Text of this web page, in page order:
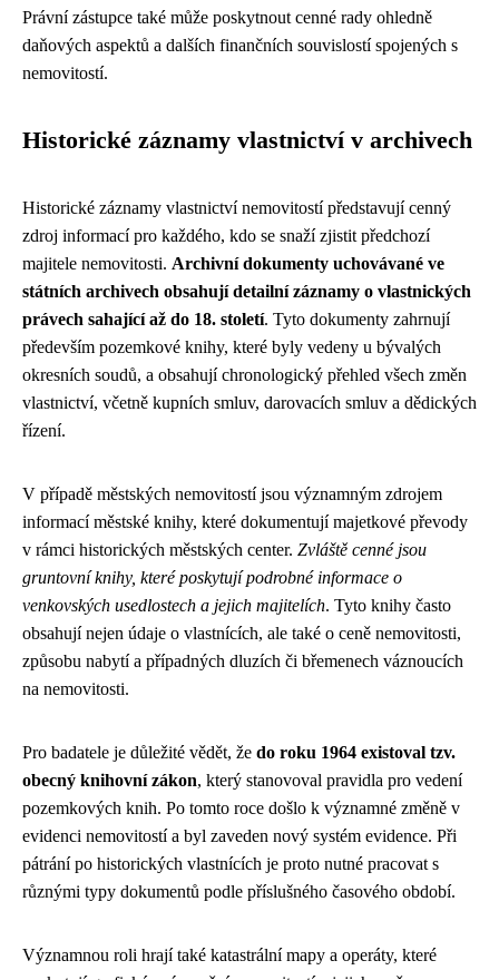
Právní zástupce také může poskytnout cenné rady ohledně
daňových aspektů a dalších finančních souvislostí spojených s
nemovitostí.
Historické záznamy vlastnictví v archivech
Historické záznamy vlastnictví nemovitostí představují cenný
zdroj informací pro každého, kdo se snaží zjistit předchozí
majitele nemovitosti. Archivní dokumenty uchovávané ve
státních archivech obsahují detailní záznamy o vlastnických
právech sahající až do 18. století. Tyto dokumenty zahrnují
především pozemkové knihy, které byly vedeny u bývalých
okresních soudů, a obsahují chronologický přehled všech změn
vlastnictví, včetně kupních smluv, darovacích smluv a dědických
řízení.
V případě městských nemovitostí jsou významným zdrojem
informací městské knihy, které dokumentují majetkové převody
v rámci historických městských center. Zvláště cenné jsou
gruntovní knihy, které poskytují podrobné informace o
venkovských usedlostech a jejich majitelích. Tyto knihy často
obsahují nejen údaje o vlastnících, ale také o ceně nemovitosti,
způsobu nabytí a případných dluzích či břemenech váznoucích
na nemovitosti.
Pro badatele je důležité vědět, že do roku 1964 existoval tzv.
obecný knihovní zákon, který stanovoval pravidla pro vedení
pozemkových knih. Po tomto roce došlo k významné změně v
evidenci nemovitostí a byl zaveden nový systém evidence. Při
pátrání po historických vlastnících je proto nutné pracovat s
různými typy dokumentů podle příslušného časového období.
Významnou roli hrají také katastrální mapy a operáty, které